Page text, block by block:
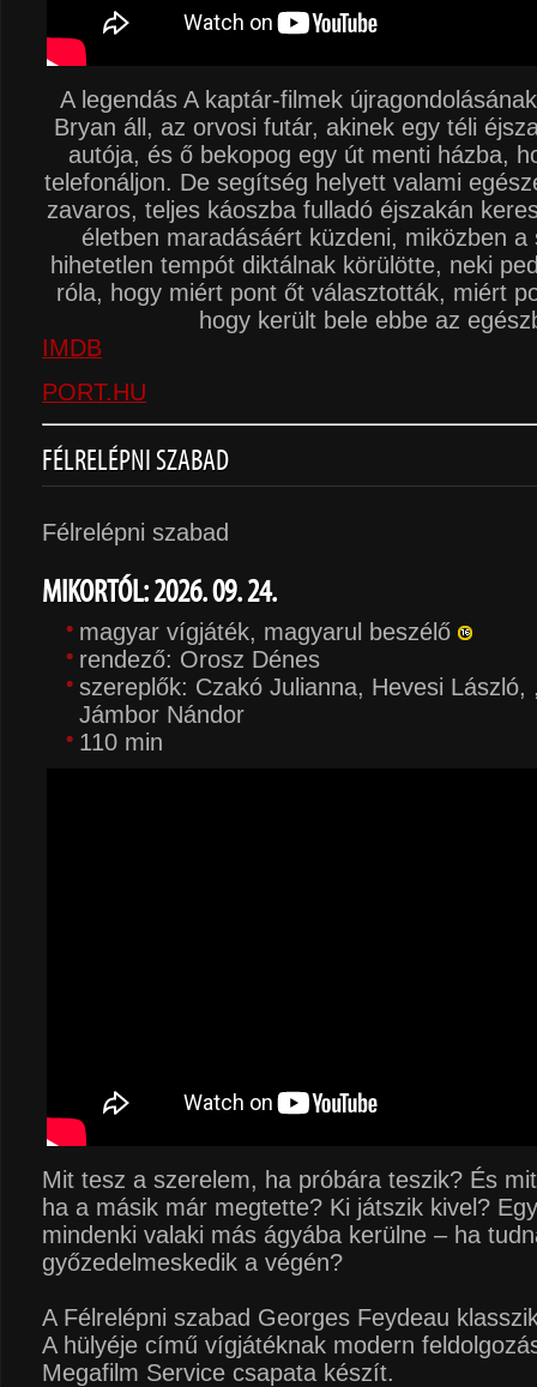
A legendás A kaptár-filmek
Bryan áll, az orvosi futár, akinek egy téli
autója, és ő bekopog egy út menti házba,
telefonáljon. De segítség helyett valami
zavaros, teljes káoszba fulladó éjszakán
életben maradásáért küzdeni, miközben a
hihetetlen tempót diktálnak körülötte, neki
róla, hogy miért pont őt választották, miért
hogy került bele ebbe az
IMDB
PORT.HU
FÉLRELÉPNI SZABAD
Félrelépni szabad
MIKORTÓL: 2026. 09. 24.
magyar vígjáték, magyarul beszélő
rendező: Orosz Dénes
szereplők: Czakó Julianna, Hevesi László,
Jámbor Nándor
110 min
Mit tesz a szerelem, ha próbára teszik? És
ha a másik már megtette? Ki játszik kivel?
mindenki valaki más ágyába kerülne – ha
győzedelmeskedik a végén?
A Félrelépni szabad Georges Feydeau
A hülyéje című vígjátéknak modern
Megafilm Service csapata készít.